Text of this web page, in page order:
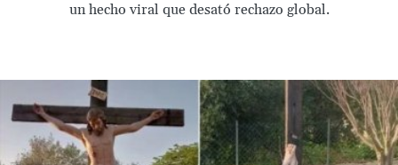
un hecho viral que desató rechazo global.